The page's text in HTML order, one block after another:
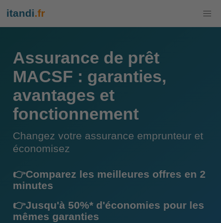
itandi.fr
Assurance de prêt
MACSF : garanties,
avantages et
fonctionnement
Changez votre assurance emprunteur et
économisez
👉Comparez les meilleures offres en 2
minutes
👉Jusqu'à 50%* d'économies pour les
mêmes garanties